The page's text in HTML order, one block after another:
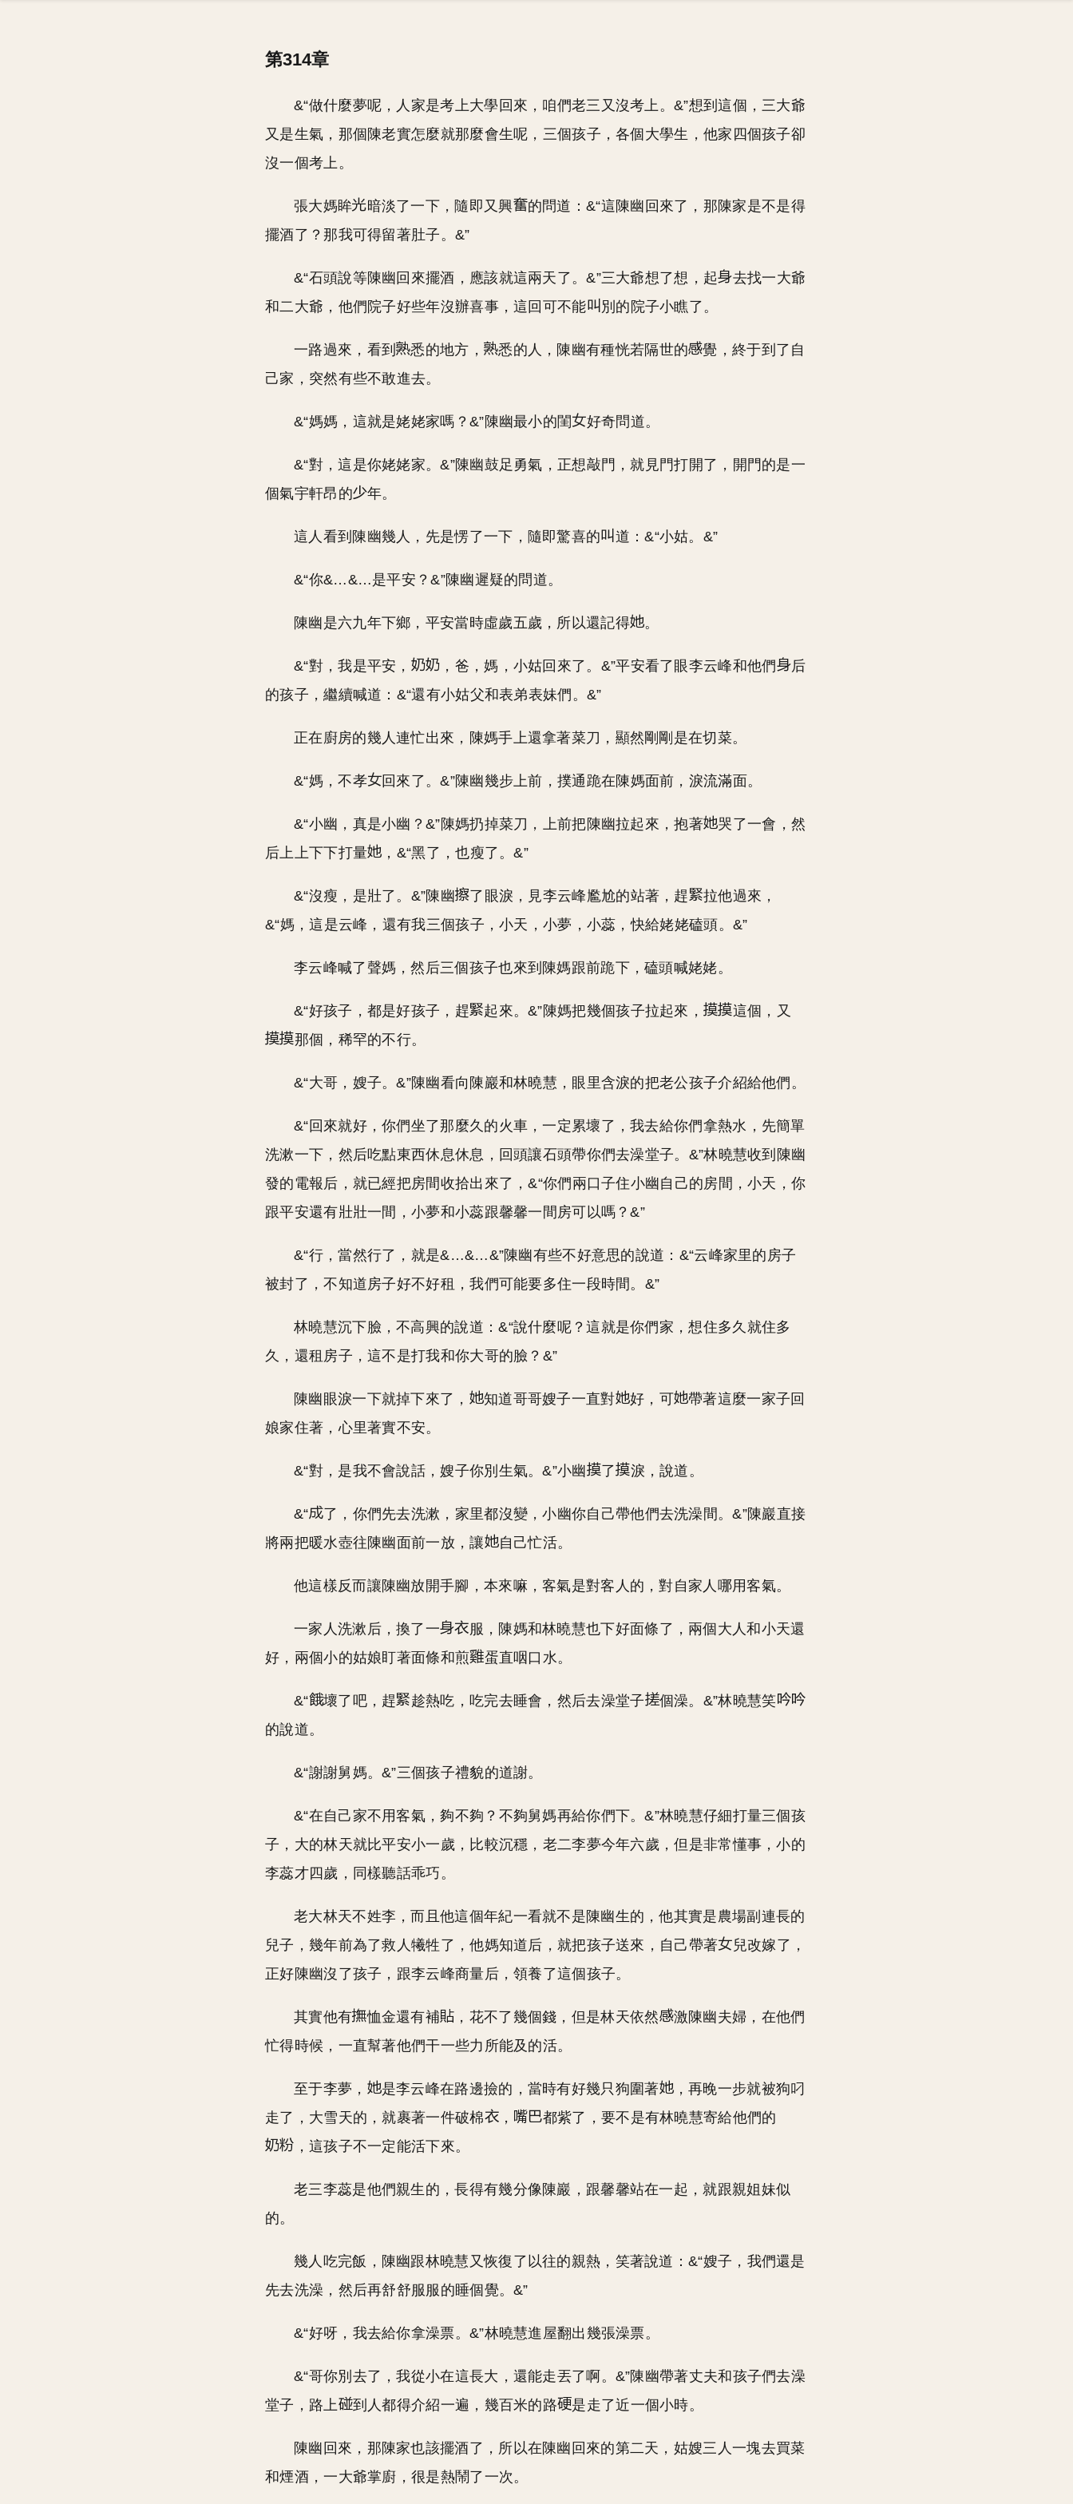
第314章
&“做什麼夢呢，人家是考上大學回來，咱們老三又沒考上。&”想到這個，三大爺
又是生氣，那個陳老實怎麼就那麼會生呢，三個孩子，各個大學生，他家四個孩子卻
沒一個考上。
張大媽眸 暗淡了一下，隨即又興
的問道：&“這陳幽回來了，那陳家是不是得
擺酒了？那我可得留著肚子。&”
&“石頭說等陳幽回來擺酒，應該就這兩天了。&”三大爺想了想，起
去找一大爺
和二大爺，他們院子好些年沒辦喜事，這回可不能
別的院子小瞧了。
一路過來，看到 悉的地方， 悉的人，陳幽有種恍若隔世的
覺，終于到了自
己家，突然有些不敢進去。
&“媽媽，這就是姥姥家嗎？&”陳幽最小的閨 好奇問道。
&“對，這是你姥姥家。&”陳幽鼓足勇氣，正想敲門，就見門打開了，開門的是一
個氣宇軒昂的
年。
這人看到陳幽幾人，先是愣了一下，隨即驚喜的 道：&“小姑。&”
&“你&…&…是平安？&”陳幽遲疑的問道。
陳幽是六九年下鄉，平安當時虛歲五歲，所以還記得 。
&“對，我是平安， ，爸，媽，小姑回來了。&”平安看了眼李云峰和他們
后
的孩子，繼續喊道：&“還有小姑父和表弟表妹們。&”
正在廚房的幾人連忙出來，陳媽手上還拿著菜刀，顯然剛剛是在切菜。
&“媽，不孝 回來了。&”陳幽幾步上前，撲通跪在陳媽面前，淚流滿面。
&“小幽，真是小幽？&”陳媽扔掉菜刀，上前把陳幽拉起來，抱著
哭了一會，然
后上上下下打量
，&“黑了，也瘦了。&”
&“沒瘦，是壯了。&”陳幽 了眼淚，見李云峰尷尬的站著，趕
拉他過來，
&“媽，這是云峰，還有我三個孩子，小天，小夢，小蕊，快給姥姥磕頭。&”
李云峰喊了聲媽，然后三個孩子也來到陳媽跟前跪下，磕頭喊姥姥。
&“好孩子，都是好孩子，趕 起來。&”陳媽把幾個孩子拉起來，
這個，又
那個，稀罕的不行。
&“大哥，嫂子。&”陳幽看向陳巖和林曉慧，眼里含淚的把老公孩子介紹給他們。
&“回來就好，你們坐了那麼久的火車，一定累壞了，我去給你們拿熱水，先簡單
洗漱一下，然后吃點東西休息休息，回頭讓石頭帶你們去澡堂子。&”林曉慧收到陳幽
發的電報后，就已經把房間收拾出來了，&“你們兩口子住小幽自己的房間，小天，你
跟平安還有壯壯一間，小夢和小蕊跟馨馨一間房可以嗎？&”
&“行，當然行了，就是&…&…&”陳幽有些不好意思的說道：&“云峰家里的房子
被封了，不知道房子好不好租，我們可能要多住一段時間。&”
林曉慧沉下臉，不高興的說道：&“說什麼呢？這就是你們家，想住多久就住多
久，還租房子，這不是打我和你大哥的臉？&”
陳幽眼淚一下就掉下來了， 知道哥哥嫂子一直對 好，可
帶著這麼一家子回
娘家住著，心里著實不安。
&“對，是我不會說話，嫂子你別生氣。&”小幽 了 淚，說道。
&“
了，你們先去洗漱，家里都沒變，小幽你自己帶他們去洗澡間。&”陳巖直接
將兩把暖水壺往陳幽面前一放，讓
自己忙活。
他這樣反而讓陳幽放開手腳，本來嘛，客氣是對客人的，對自家人哪用客氣。
一家人洗漱后，換了一
服，陳媽和林曉慧也下好面條了，兩個大人和小天還
好，兩個小的姑娘盯著面條和煎
蛋直咽口水。
&“ 壞了吧，趕 趁熱吃，吃完去睡會，然后去澡堂子
個澡。&”林曉慧笑
的說道。
&“謝謝舅媽。&”三個孩子禮貌的道謝。
&“在自己家不用客氣，夠不夠？不夠舅媽再給你們下。&”林曉慧仔細打量三個孩
子，大的林天就比平安小一歲，比較沉穩，老二李夢今年六歲，但是非常懂事，小的
李蕊才四歲，同樣聽話乖巧。
老大林天不姓李，而且他這個年紀一看就不是陳幽生的，他其實是農場副連長的
兒子，幾年前為了救人犧牲了，他媽知道后，就把孩子送來，自己帶著
兒改嫁了，
正好陳幽沒了孩子，跟李云峰商量后，領養了這個孩子。
其實他有 恤金還有補 ，花不了幾個錢，但是林天依然
激陳幽夫婦，在他們
忙得時候，一直幫著他們干一些力所能及的活。
至于李夢， 是李云峰在路邊撿的，當時有好幾只狗圍著
，再晚一步就被狗叼
走了，大雪天的，就裹著一件破棉
，
都紫了，要不是有林曉慧寄給他們的
，這孩子不一定能活下來。
老三李蕊是他們親生的，長得有幾分像陳巖，跟馨馨站在一起，就跟親姐妹似
的。
幾人吃完飯，陳幽跟林曉慧又恢復了以往的親熱，笑著說道：&“嫂子，我們還是
先去洗澡，然后再舒舒服服的睡個覺。&”
&“好呀，我去給你拿澡票。&”林曉慧進屋翻出幾張澡票。
&“哥你別去了，我從小在這長大，還能走丟了啊。&”陳幽帶著丈夫和孩子們去澡
堂子，路上
到人都得介紹一遍，幾百米的路 是走了近一個小時。
陳幽回來，那陳家也該擺酒了，所以在陳幽回來的第二天，姑嫂三人一塊去買菜
和煙酒，一大爺掌廚，很是熱鬧了一次。